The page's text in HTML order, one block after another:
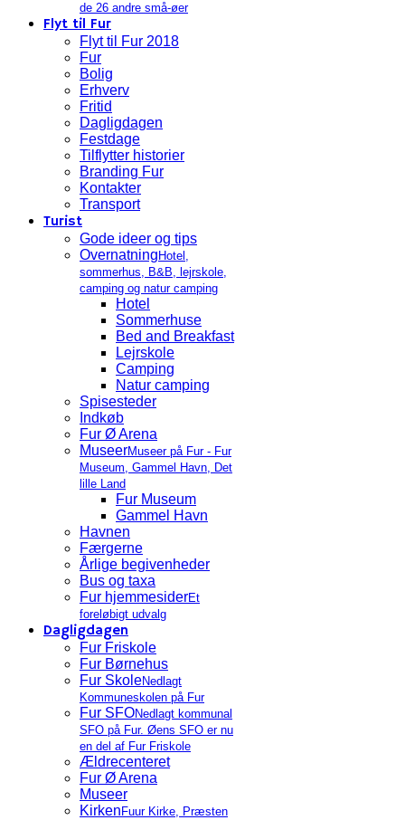
de 26 andre små-øer
Flyt til Fur
Flyt til Fur 2018
Fur
Bolig
Erhverv
Fritid
Dagligdagen
Festdage
Tilflytter historier
Branding Fur
Kontakter
Transport
Turist
Gode ideer og tips
Overnatning Hotel,
sommerhus, B&B, lejrskole,
camping og natur camping
Hotel
Sommerhuse
Bed and Breakfast
Lejrskole
Camping
Natur camping
Spisesteder
Indkøb
Fur Ø Arena
MuseerMuseer på Fur - Fur
Museum, Gammel Havn, Det
lille Land
Fur Museum
Gammel Havn
Havnen
Færgerne
Årlige begivenheder
Bus og taxa
Fur hjemmesiderEt
foreløbigt udvalg
Dagligdagen
Fur Friskole
Fur Børnehus
Fur SkoleNedlagt
Kommuneskolen på Fur
Fur SFONedlagt kommunal
SFO på Fur. Øens SFO er nu
en del af Fur Friskole
Ældrecenteret
Fur Ø Arena
Museer
Kirken Fuur Kirke, Præsten